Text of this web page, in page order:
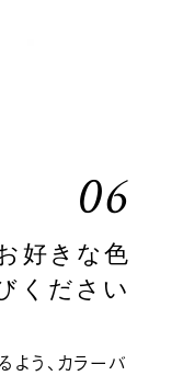
06
好きな色
ください
う、カラーバ